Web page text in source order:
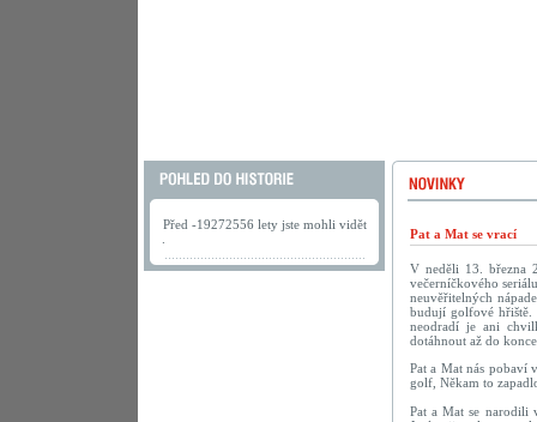
Před -19272556 lety jste mohli vidět
Pat a Mat se vrací
V neděli 13. března
večerníčkového
neuvěřitelných
budují golfové hřiště.
neodradí je ani
dotáhnout až do
Pat a Mat nás pobaví
golf, Někam to
Pat a Mat se narodili